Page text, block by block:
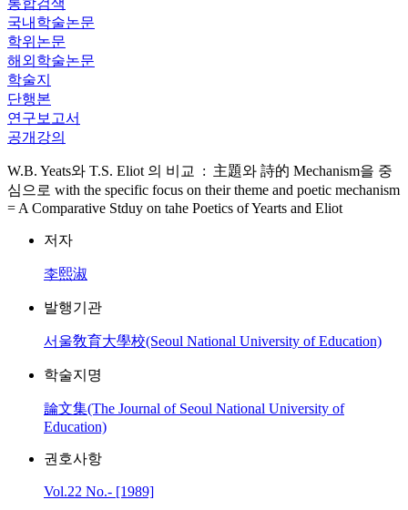
통합검색
국내학술논문
학위논문
해외학술논문
학술지
단행본
연구보고서
공개강의
W.B. Yeats와 T.S. Eliot 의 비교 : 主題와 詩的 Mechanism을 중
심으로 with the specific focus on their theme and poetic mechanism
= A Comparative Stduy on tahe Poetics of Yearts and Eliot
저자
李熙淑
발행기관
서울敎育大學校(Seoul National University of Education)
학술지명
論文集(The Journal of Seoul National University of
Education)
권호사항
Vol.22 No.- [1989]